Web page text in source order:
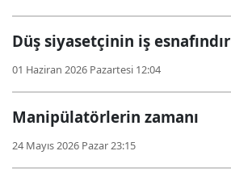
Düş siyasetçinin iş esnafındır
01 Haziran 2026 Pazartesi 12:04
Manipülatörlerin zamanı
24 Mayıs 2026 Pazar 23:15